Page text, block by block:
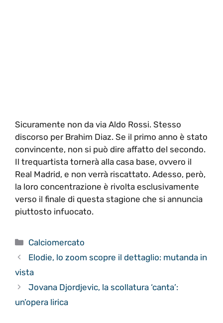
Sicuramente non da via Aldo Rossi. Stesso
discorso per Brahim Diaz. Se il primo anno è stato
convincente, non si può dire affatto del secondo.
Il trequartista tornerà alla casa base, ovvero il
Real Madrid, e non verrà riscattato. Adesso, però,
la loro concentrazione è rivolta esclusivamente
verso il finale di questa stagione che si annuncia
piuttosto infuocato.
Categorie
Calciomercato
Elodie, lo zoom scopre il dettaglio: mutanda in
vista
Jovana Djordjevic, la scollatura ‘canta’:
un’opera lirica